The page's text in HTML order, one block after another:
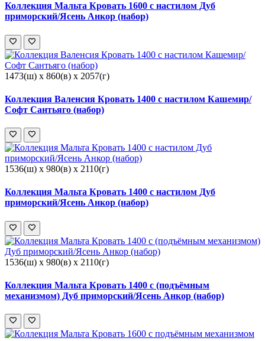
Коллекция Мальта Кровать 1600 с настилом Дуб
приморский/Ясень Анкор (набор)
1473(ш) x 860(в) x 2057(г)
Коллекция Валенсия Кровать 1400 с настилом Кашемир/
Софт Сантьяго (набор)
1536(ш) x 980(в) x 2110(г)
Коллекция Мальта Кровать 1400 с настилом Дуб
приморский/Ясень Анкор (набор)
1536(ш) x 980(в) x 2110(г)
Коллекция Мальта Кровать 1400 с (подъёмным
механизмом) Дуб приморский/Ясень Анкор (набор)